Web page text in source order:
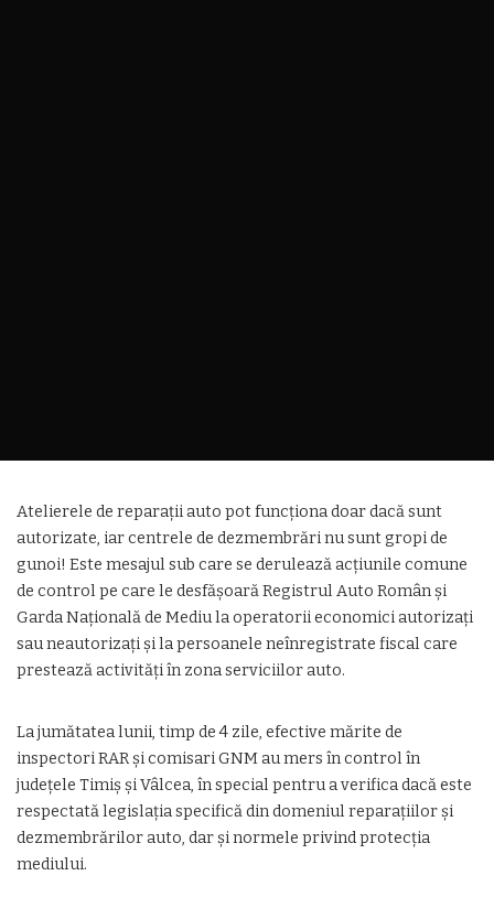
Atelierele de reparații auto pot funcționa doar dacă sunt
autorizate, iar centrele de dezmembrări nu sunt gropi de
gunoi! Este mesajul sub care se derulează acțiunile comune
de control pe care le desfășoară Registrul Auto Român și
Garda Națională de Mediu la operatorii economici autorizați
sau neautorizați și la persoanele neînregistrate fiscal care
prestează activități în zona serviciilor auto.
La jumătatea lunii, timp de 4 zile, efective mărite de
inspectori RAR și comisari GNM au mers în control în
județele Timiș și Vâlcea, în special pentru a verifica dacă este
respectată legislația specifică din domeniul reparațiilor și
dezmembrărilor auto, dar și normele privind protecția
mediului.